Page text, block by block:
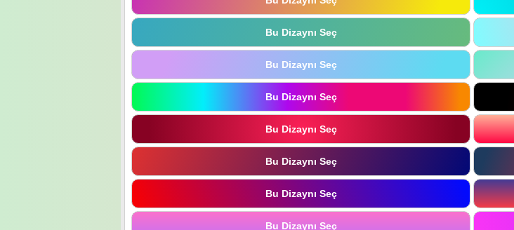
Bu Dizaynı Seç
Bu Dizaynı Seç
Bu Dizaynı Seç
Bu Dizaynı Seç
Bu Dizaynı Seç
Bu Dizaynı Seç
Bu Dizaynı Seç